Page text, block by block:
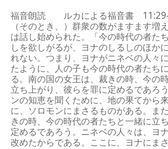
福音朗読 ルカによる福音書
（そのとき、）群衆の数がますます増
は話し始められた。「今の時代の者た
しを欲しがるが、ヨナのしるしのほか
れない。つまり、ヨナがニネベの人々
たように、人の子も今の時代の者たち
る。南の国の女王は、裁きの時、今の
立ち上がり、彼らを罪に定めるであろ
ンの知恵を聞くために、地の果てから
に、ソロモンにまさるものがある。ま
きの時、今の時代の者たちと一緒に立
定めるであろう。ニネベの人々は、ヨ
改めたからである。ここに、ヨナにま